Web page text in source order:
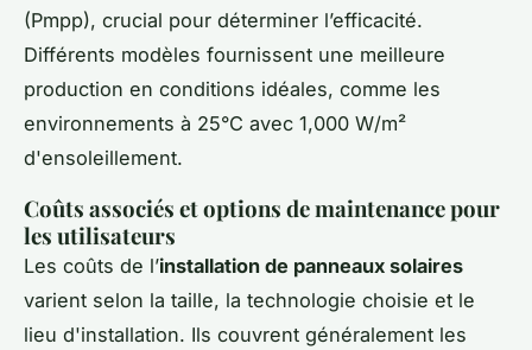
(Pmpp), crucial pour déterminer l’efficacité.
Différents modèles fournissent une meilleure
production en conditions idéales, comme les
environnements à 25°C avec 1,000 W/m²
d'ensoleillement.
Coûts associés et options de maintenance pour
les utilisateurs
Les coûts de l’installation de panneaux solaires
varient selon la taille, la technologie choisie et le
lieu d'installation. Ils couvrent généralement les